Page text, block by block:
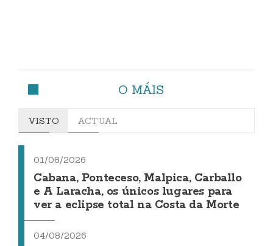
O MÁIS
VISTO ACTUAL
01/08/2026
Cabana, Ponteceso, Malpica, Carballo
e A Laracha, os únicos lugares para
ver a eclipse total na Costa da Morte
04/08/2026